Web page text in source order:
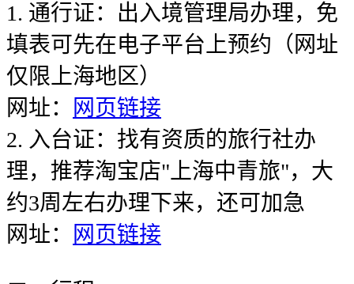
1. 通行证：出入境管理局办理，免
填表可先在电子平台上预约（网址
仅限上海地区）
网址：
网页链接
2. 入台证：找有资质的旅行社办
理，推荐淘宝店"上海中青旅"，大
约3周左右办理下来，还可加急
网址：
网页链接